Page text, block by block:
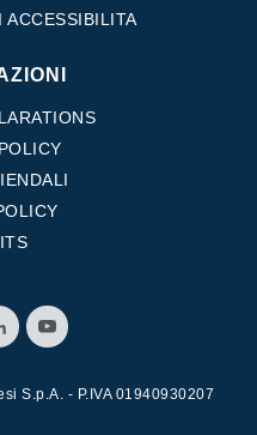
ACCESSIBILITA
S.p.A. - P.IVA 01940930207